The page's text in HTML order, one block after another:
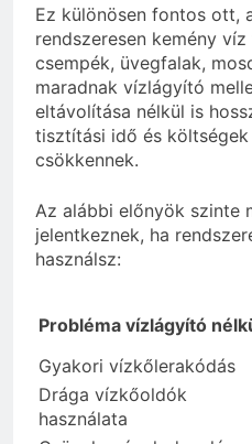
Ez különösen fontos ott,
rendszeresen kemény
csempék, üvegfalak,
maradnak vízlágyító
eltávolítása nélkül is
tisztítási idő és költségek
csökkennek.
Az alábbi előnyök szinte
jelentkeznek, ha
használsz:
Probléma vízlágyító
Gyakori vízkőlerakódás
Drága vízkőoldók
használata